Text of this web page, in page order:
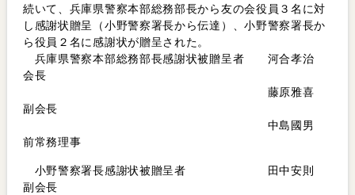
続いて、兵庫県警察本部総務部長から友の会役員３名に対
し感謝状贈呈（小野警察署長から伝達）、小野警察署長か
ら役員２名に感謝状が贈呈された。
兵庫県警察本部総務部長感謝状被贈呈者 河合孝治
会長
藤原雅喜
副会長
中島國男
前常務理事
小野警察署長感謝状被贈呈者 田中安則
副会長